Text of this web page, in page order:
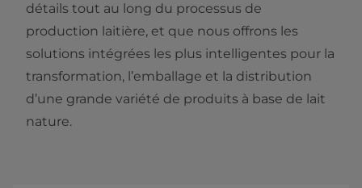
détails tout au long du processus de
production laitière, et que nous offrons les
solutions intégrées les plus intelligentes pour la
transformation, l’emballage et la distribution
d’une grande variété de produits à base de lait
nature.